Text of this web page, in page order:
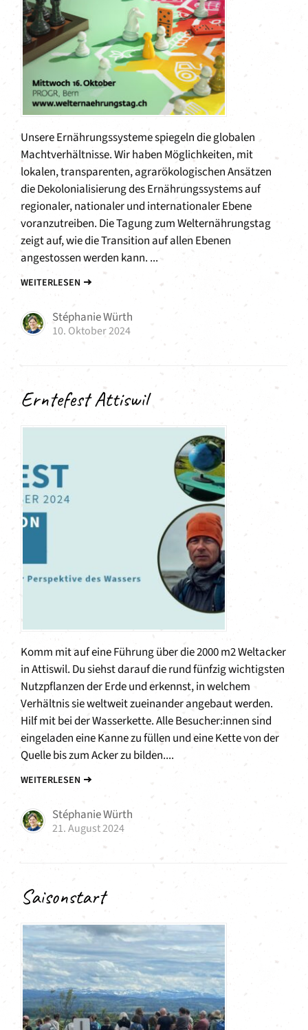
Unsere Ernährungssysteme spiegeln die globalen
Machtverhältnisse. Wir haben Möglichkeiten, mit
lokalen, transparenten, agrarökologischen Ansätzen
die Dekolonialisierung des Ernährungssystems auf
regionaler, nationaler und internationaler Ebene
voranzutreiben. Die Tagung zum Welternährungstag
zeigt auf, wie die Transition auf allen Ebenen
angestossen werden kann. ...
WEITERLESEN
Stéphanie Würth
10. Oktober 2024
Erntefest Attiswil
Komm mit auf eine Führung über die 2000 m2 Weltacker
in Attiswil. Du siehst darauf die rund fünfzig wichtigsten
Nutzpflanzen der Erde und erkennst, in welchem
Verhältnis sie weltweit zueinander angebaut werden.
Hilf mit bei der Wasserkette. Alle Besucher:innen sind
eingeladen eine Kanne zu füllen und eine Kette von der
Quelle bis zum Acker zu bilden....
WEITERLESEN
Stéphanie Würth
21. August 2024
Saisonstart